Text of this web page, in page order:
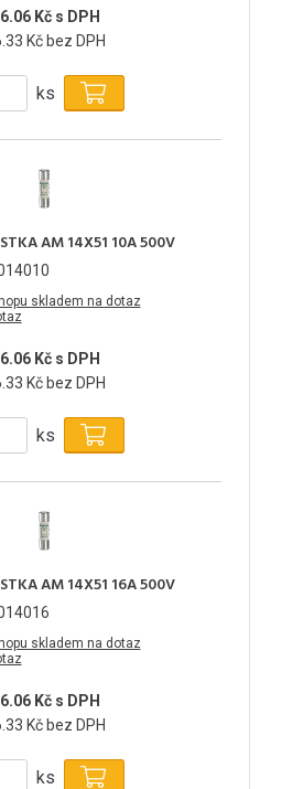
Kč s DPH
Kč bez DPH
ks
AM 14X51 10A 500V
skladem na dotaz
Kč s DPH
Kč bez DPH
ks
AM 14X51 16A 500V
skladem na dotaz
Kč s DPH
Kč bez DPH
ks